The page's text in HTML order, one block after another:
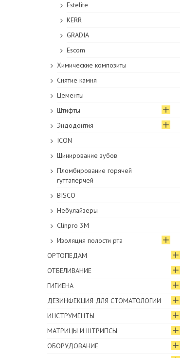
Estelite
KERR
GRADIA
Escom
Химические композиты
Снятие камня
Цементы
Штифты
Эндодонтия
ICON
Шинирование зубов
Пломбирование горячей
гуттаперчей
BISCO
Небулайзеры
Clinpro 3M
Изоляция полости рта
ОРТОПЕДАМ
ОТБЕЛИВАНИЕ
ГИГИЕНА
ДЕЗИНФЕКЦИЯ ДЛЯ СТОМАТОЛОГИИ
ИНСТРУМЕНТЫ
МАТРИЦЫ И ШТРИПСЫ
ОБОРУДОВАНИЕ